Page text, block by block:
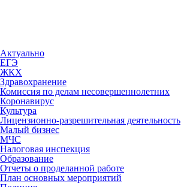
Актуально
ЕГЭ
ЖКХ
Здравохранение
Комиссия по делам несовершеннолетних
Коронавирус
Культура
Лицензионно-разрешительная деятельность
Малый бизнес
МЧС
Налоговая инспекция
Образование
Отчеты о проделанной работе
План основных мероприятий